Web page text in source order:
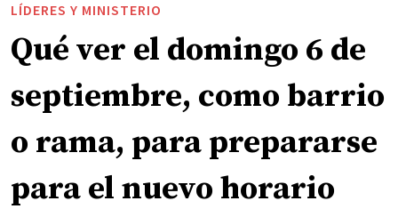
LÍDERES Y MINISTERIO
Qué ver el domingo 6 de
septiembre, como barrio
o rama, para prepararse
para el nuevo horario